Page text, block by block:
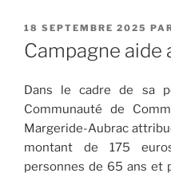
PUBLIÉ
LE
18 SEPTEMBRE 2025
Campagne
Dans le cadre de sa
Communauté de
Margeride-Aubrac
montant de 175
personnes de 65 ans et